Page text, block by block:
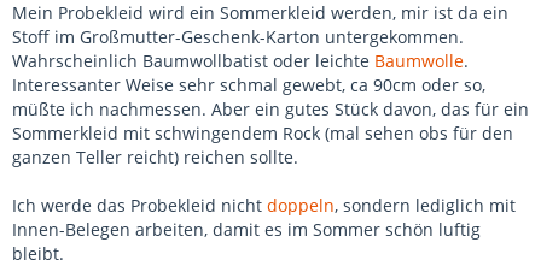
Mein Probekleid wird ein Sommerkleid werden, mir ist da ein
Stoff im Großmutter-Geschenk-Karton untergekommen.
Wahrscheinlich Baumwollbatist oder leichte Baumwolle.
Interessanter Weise sehr schmal gewebt, ca 90cm oder so,
müßte ich nachmessen. Aber ein gutes Stück davon, das für ein
Sommerkleid mit schwingendem Rock (mal sehen obs für den
ganzen Teller reicht) reichen sollte.
Ich werde das Probekleid nicht doppeln, sondern lediglich mit
Innen-Belegen arbeiten, damit es im Sommer schön luftig
bleibt.